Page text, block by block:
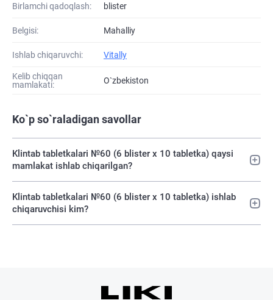
Birlamchi qadoqlash: blister
Belgisi: Mahalliy
Ishlab chiqaruvchi: Vitally
Kelib chiqqan
mamlakati:
O`zbekiston
Ko`p so`raladigan savollar
Klintab tabletkalari №60 (6 blister х 10 tabletka) qaysi
mamlakat ishlab chiqarilgan?
Klintab tabletkalari №60 (6 blister х 10 tabletka) ishlab
chiqaruvchisi kim?